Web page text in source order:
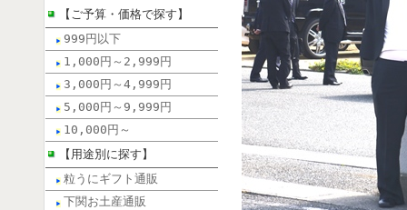
【ご予算・価格で探す】
999円以下
1,000円～2,999円
3,000円～4,999円
5,000円～9,999円
10,000円～
【用途別に探す】
粒うにギフト通販
下関お土産通販